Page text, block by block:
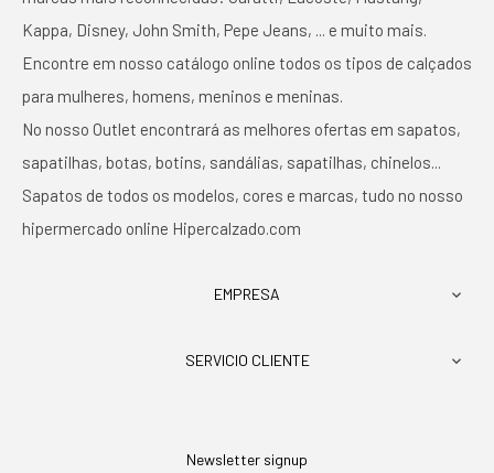
Kappa, Disney, John Smith, Pepe Jeans, ... e muito mais.
Encontre em nosso catálogo online todos os tipos de calçados
para mulheres, homens, meninos e meninas.
No nosso Outlet encontrará as melhores ofertas em sapatos,
sapatilhas, botas, botins, sandálias, sapatilhas, chinelos...
Sapatos de todos os modelos, cores e marcas, tudo no nosso
hipermercado online Hipercalzado.com
EMPRESA 
SERVICIO CLIENTE 
Newsletter signup